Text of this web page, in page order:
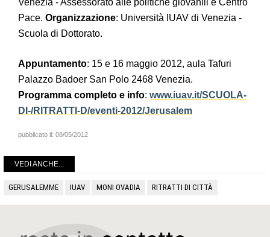
Venezia - Assessorato alle politiche giovanili e Centro
Pace. Organizzazione: Università IUAV di Venezia -
Scuola di Dottorato.
Appuntamento: 15 e 16 maggio 2012, aula Tafuri
Palazzo Badoer San Polo 2468 Venezia.
Programma completo e info: www.iuav.it/SCUOLA-
DI-/RITRATTI-D/eventi-2012/Jerusalem
pubblicato il: 08/05/2012
VEDI ANCHE...
GERUSALEMME IUAV MONI OVADIA RITRATTI DI CITTÀ